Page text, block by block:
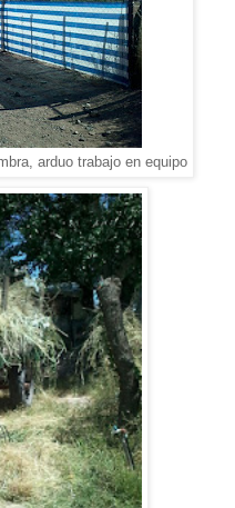
arduo trabajo en equipo